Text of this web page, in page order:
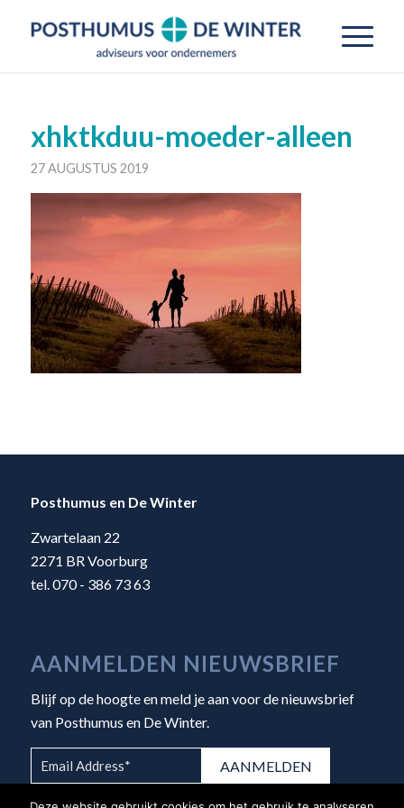
xhktkduu-moeder-alleen
27 AUGUSTUS 2019
Posthumus en De Winter
Zwartelaan 22
2271 BR Voorburg
tel. 070 - 386 73 63
AANMELDEN NIEUWSBRIEF
Blijf op de hoogte en meld je aan voor de nieuwsbrief
van Posthumus en De Winter.